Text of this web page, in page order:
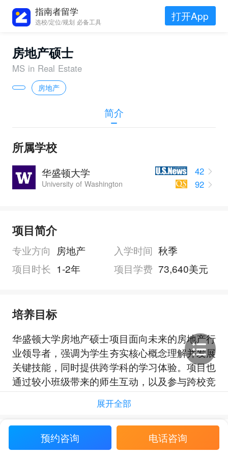
指南者留学
选校/定位/规划 必备工具 打开App
房地产硕士
MS in Real Estate
房地产
简介
所属学校
华盛顿大学
University of Washington
42
92
项目简介
专业方向 房地产 入学时间 秋季
项目时长 1-2年 项目学费 73,640美元
培养目标
华盛顿大学房地产硕士项目面向未来的房地产行
业领导者，强调为学生夯实核心概念理解并发展
关键技能，同时提供跨学科的学习体验。项目也
通过较小班级带来的师生互动，以及参与跨校竞
赛的机会，帮助学生在真实的学术与行业环境中
项目还强调面向多元职业路径的学习准备，并在
课程中帮助学生形成对房地产相关专业协作关系
的认识，使其能够理解建筑环境中的相关议题并
展开全部
申请要求预约咨询 电话咨询